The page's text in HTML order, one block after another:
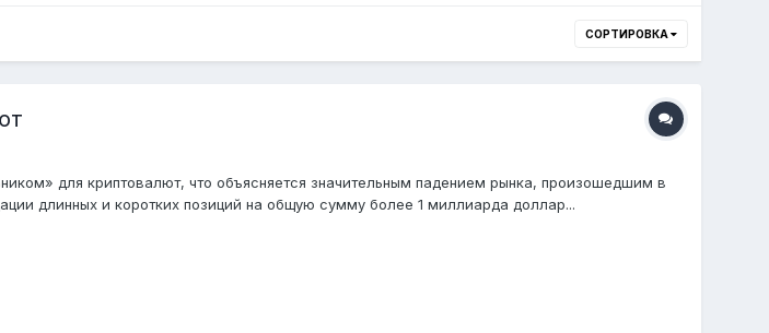
СОРТИРОВКА
для криптовалют, что объясняется значительным падением рынка, произошедшим в
длинных и коротких позиций на общую сумму более 1 миллиарда доллар...